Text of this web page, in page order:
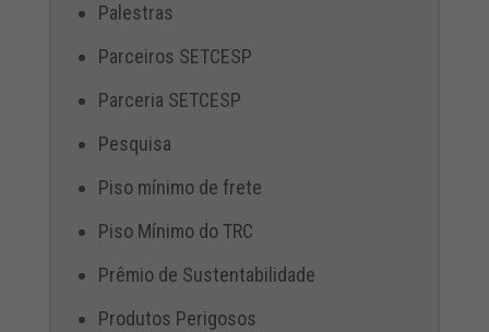
Palestras
Parceiros SETCESP
Parceria SETCESP
Pesquisa
Piso mínimo de frete
Piso Mínimo do TRC
Prêmio de Sustentabilidade
Produtos Perigosos